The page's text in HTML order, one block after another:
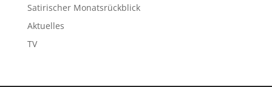
Satirischer Monatsrückblick
Aktuelles
TV